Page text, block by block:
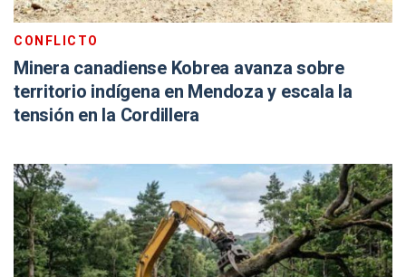
CONFLICTO
Minera canadiense Kobrea avanza sobre
territorio indígena en Mendoza y escala la
tensión en la Cordillera